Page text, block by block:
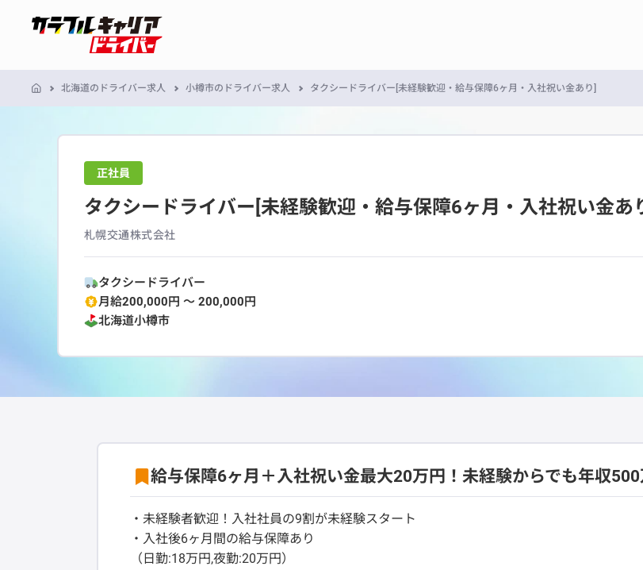
北海道のドライバー求人 小樽市のドライバー求人 タクシードライバー[未経験歓迎・給与保障6ヶ月・入社祝い金あり]
正社員
タクシードライバー[未経験歓迎・給与保障6ヶ月・入社祝い金あ
札幌交通株式会社
タクシードライバー
月給200,000円 〜 200,000円
北海道小樽市
給与保障6ヶ月＋入社祝い金最大20万円！未経験からでも年収500
・未経験者歓迎！入社社員の9割が未経験スタート
・入社後6ヶ月間の給与保障あり
（日勤:18万円,夜勤:20万円）